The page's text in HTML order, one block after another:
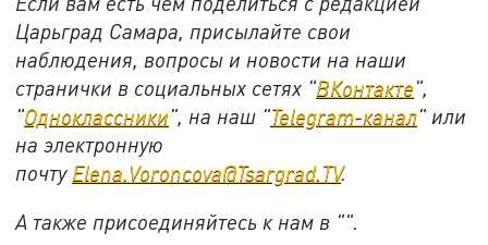
Царьград Самара, присылайте свои
наблюдения, вопросы и новости на наши
странички в социальных сетях "ВКонтакте",
"Одноклассники", на наш "Telegram-канал" или
на электронную
почту Elena.Voroncova@Tsargrad.TV.
А также присоединяйтесь к нам в "".